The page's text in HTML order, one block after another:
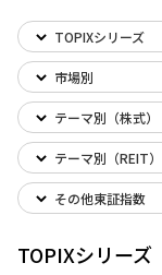
TOPIXシリーズ
市場別
テーマ別（株式）
テーマ別（REIT）
その他東証指数
TOPIXシリーズ